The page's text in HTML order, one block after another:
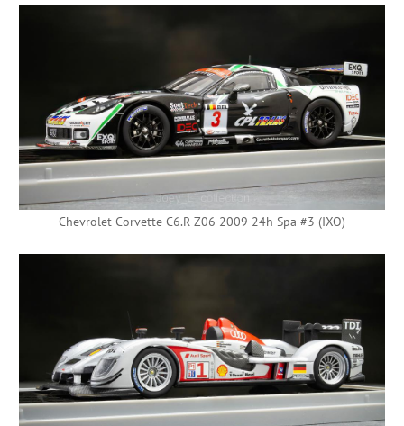
Chevrolet Corvette C6.R Z06 2009 24h Spa #3 (IXO)